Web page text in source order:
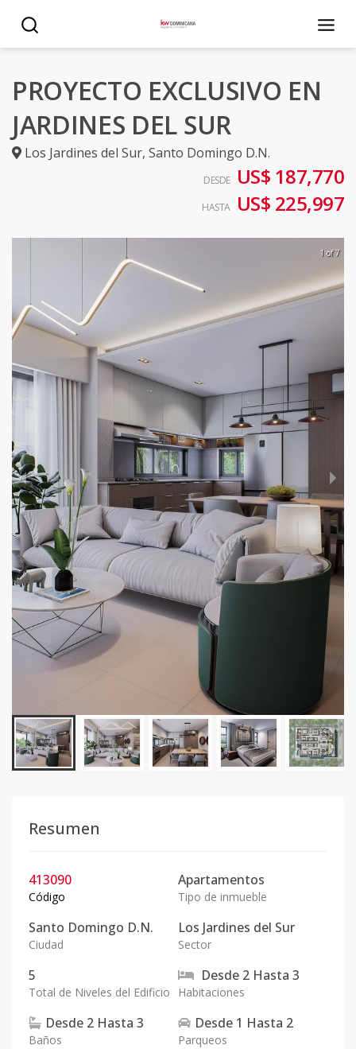
PROYECTO EXCLUSIVO EN
JARDINES DEL SUR
Los Jardines del Sur, Santo Domingo D.N.
DESDE US$ 187,770
HASTA US$ 225,997
1 of 7
Resumen
413090
Código
Apartamentos
Tipo de inmueble
Santo Domingo D.N.
Ciudad
Los Jardines del Sur
Sector
5
Total de Niveles del Edificio
Desde 2 Hasta 3
Habitaciones
Desde 2 Hasta 3
Baños
Desde 1 Hasta 2
Parqueos